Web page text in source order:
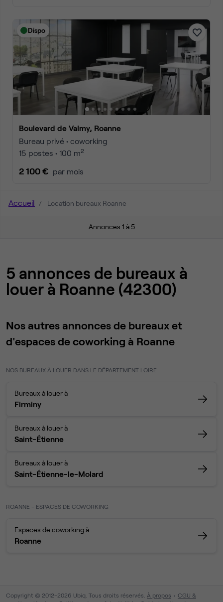
Dispo
Boulevard de Valmy, Roanne
Bureau privé • coworking
15 postes • 100 m2
2 100 € par mois
Accueil Location bureaux Roanne
Annonces 1 à 5
5 annonces de bureaux à
louer à Roanne (42300)
Nos autres annonces de bureaux et
d'espaces de coworking à Roanne
NOS BUREAUX À LOUER DANS LE DÉPARTEMENT LOIRE
Bureaux à louer à
Firminy
Bureaux à louer à
Saint-Étienne
Bureaux à louer à
Saint-Étienne-le-Molard
ROANNE - ESPACES DE COWORKING
Espaces de coworking à
Roanne
Copyright © 2012-2026 Ubiq. Tous droits réservés. À propos
CGU &